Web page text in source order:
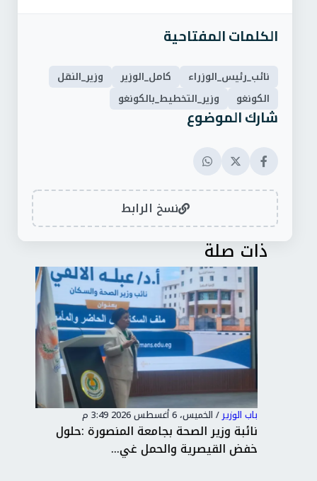
الكلمات المفتاحية
نائب_رئيس_الوزراء كامل_الوزير
وزير_النقل
الكونغو
وزير_التخطيط_بالكونغو
شارك الموضوع
نسخ الرابط
ذات صلة
باب الوزير/الخميس، 6 أغسطس 2026 3:49 م
نائبة وزير الصحة بجامعة المنصورة :حلول
خفض القيصرية والحمل غي...